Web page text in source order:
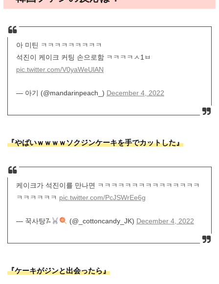
아 미틴 ㅋㅋㅋㅋㅋㅋㅋㅋㅋ
석진이 케이크 커팅 손으로함 ㅋㅋㅋㅋㅅ1ㅂ
pic.twitter.com/V0yaWeUlAN
— 아기 (@mandarinpeach_) December 4, 2022
『やばいｗｗｗｗソクジンケーキを手でカットした』
케이크가 석진이를 만나면 ㅋㅋㅋㅋㅋㅋㅋㅋㅋㅋㅋㅋㅋㅋㅋ
ㅋㅋㅋㅋㅋㅋ pic.twitter.com/PcJSWrEe6g
— 꾹사탕7̴ (@_cottoncandy_JK) December 4, 2022
『ケーキがジンと出会ったら』